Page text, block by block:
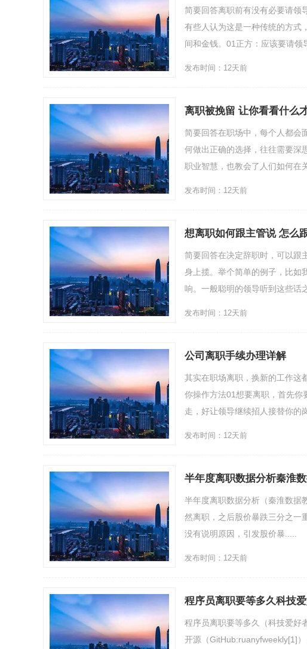
简要回答离职前有没有必要请领
有些人认为这是一种传统的方式
间和金钱。01正方：应该要请领
发布时间：12天前
离职被挽留 让你看看什么
简要回答在职场中，每个人都会
何做出正确的选择，往往需要深
职业智慧，也教会了人们如何在
发布时间：12天前
想离职如何跟主管说 怎么
简要回答在决定辞职时，可以跟
身上揽。举个简单的例子，比如
响。一般聪明的领导听到这些话
发布时间：12天前
公司离职手续办理详解
其实在职场离职，换新的工作这
你操作方法01想要离职，首先你
走，好让领导继续招人接替你的
发布时间：12天前
半年度离职数据分析秦淮
半年度离职数据分析（秦淮数据
然离职，之后股价暴跌三分之一
没有说明原因，引发股价暴.....
发布时间：12天前
程序员离职要等多久科技
程序员离职要等多久（科技爱好
开源（GitHub:ruanyfweekly[1]